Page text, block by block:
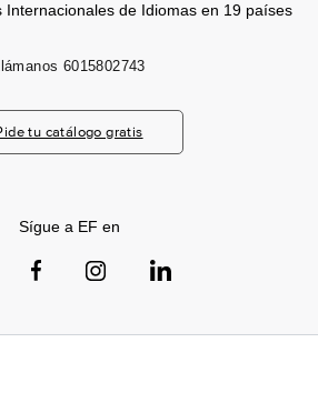
Internacionales de Idiomas en 19 países
6015802743
tu catálogo gratis
Sígue a EF en